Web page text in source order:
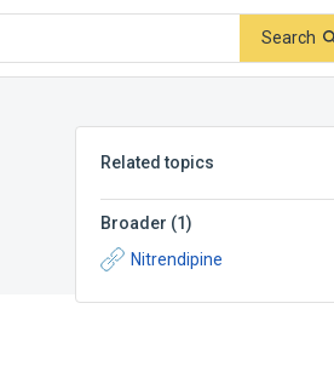
Search
Related topics
Broader (1)
Nitrendipine